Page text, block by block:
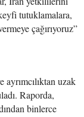
tutuklamalara,
çağırıyoruz”
uzak
Raporda,
binlerce